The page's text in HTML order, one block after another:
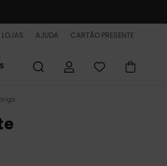
LOJAS AJUDA CARTÃO PRESENTE